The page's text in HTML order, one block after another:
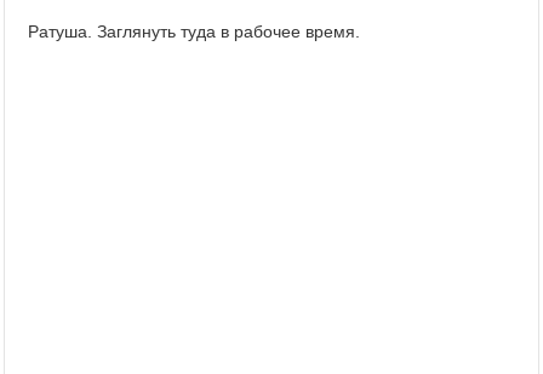
Ратуша. Заглянуть туда в рабочее время.